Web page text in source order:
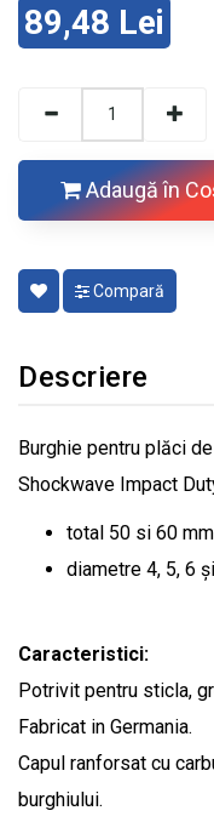
89,48 Lei
Adaugă în
Compară
Descriere
Burghie pentru plăci
Shockwave Impact
total 50 si 60 mm
diametre 4, 5, 6
Caracteristici:
Potrivit pentru sticla,
Fabricat in Germania.
Capul ranforsat cu
burghiului.